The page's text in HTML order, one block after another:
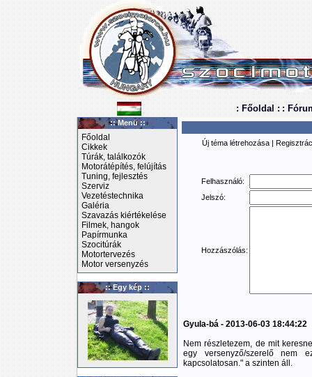
: Főoldal : :
:: Menü ::
Főoldal
Cikkek
Túrák, találkozók
Motorátépítés, felújítás
Tuning, fejlesztés
Szerviz
Vezetéstechnika
Galéria
Szavazás kiértékelése
Filmek, hangok
Papírmunka
Szocitúrák
Motortervezés
Motor versenyzés
:: Egy kép ::
Új téma létrehozása |
Felhasználó:
Jelszó:
Hozzászólás:
Gyula-bá - 2013-06-03 18:44:22
Nem részletezem, de mit
egy versenyző/szerelő nem
kapcsolatosan." a szinten áll.